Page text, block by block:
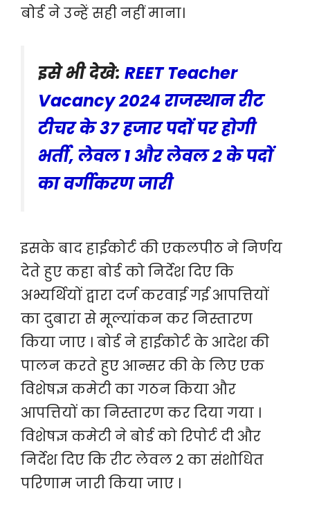
बोर्ड ने उन्हें सही नहीं माना।
इसे भी देखे: REET Teacher
Vacancy 2024 राजस्थान रीट
टीचर के 37 हजार पदों पर होगी
भर्ती, लेवल 1 और लेवल 2 के पदों
का वर्गीकरण जारी
इसके बाद हाईकोर्ट की एकलपीठ ने निर्णय
देते हुए कहा बोर्ड को निर्देश दिए कि
अभ्यर्थियों द्वारा दर्ज करवाई गई आपत्तियों
का दुबारा से मूल्यांकन कर निस्तारण
किया जाए । बोर्ड ने हाईकोर्ट के आदेश की
पालन करते हुए आन्सर की के लिए एक
विशेषज्ञ कमेटी का गठन किया और
आपत्तियों का निस्तारण कर दिया गया ।
विशेषज्ञ कमेटी ने बोर्ड को रिपोर्ट दी और
निर्देश दिए कि रीट लेवल 2 का संशोधित
परिणाम जारी किया जाए ।